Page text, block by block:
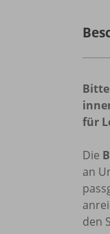
für
Die
an
den